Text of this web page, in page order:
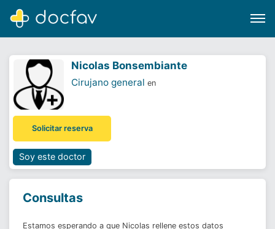
Software para clínicas
¿Eres un doctor?
Nicolas Bonsembiante
Cirujano general en
Solicitar reserva
Soy este doctor
Consultas
Estamos esperando a que Nicolas rellene estos datos